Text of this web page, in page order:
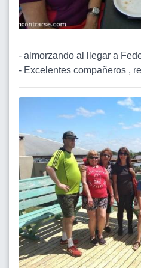
- almorzando al llegar a
- Excelentes compañeros ,